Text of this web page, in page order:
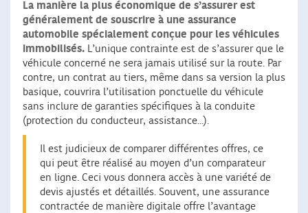
La manière la plus économique de s’assurer est
généralement de souscrire à une assurance
automobile spécialement conçue pour les véhicules
immobilisés. L’unique contrainte est de s’assurer que le
véhicule concerné ne sera jamais utilisé sur la route. Par
contre, un contrat au tiers, même dans sa version la plus
basique, couvrira l’utilisation ponctuelle du véhicule
sans inclure de garanties spécifiques à la conduite
(protection du conducteur, assistance...).
Il est judicieux de comparer différentes offres, ce
qui peut être réalisé au moyen d’un comparateur
en ligne. Ceci vous donnera accès à une variété de
devis ajustés et détaillés. Souvent, une assurance
contractée de manière digitale offre l’avantage